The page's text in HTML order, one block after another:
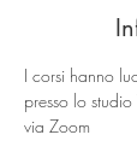
I corsi hanno
presso lo studio
via Zoom